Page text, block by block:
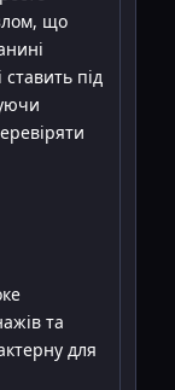
що
ставить під
та
для